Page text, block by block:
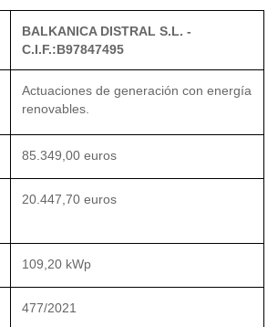
BALKANICA DISTRAL S.L. -
C.I.F.:B97847495
Actuaciones de generación con energía
renovables.
85.349,00 euros
20.447,70 euros
109,20 kWp
477/2021